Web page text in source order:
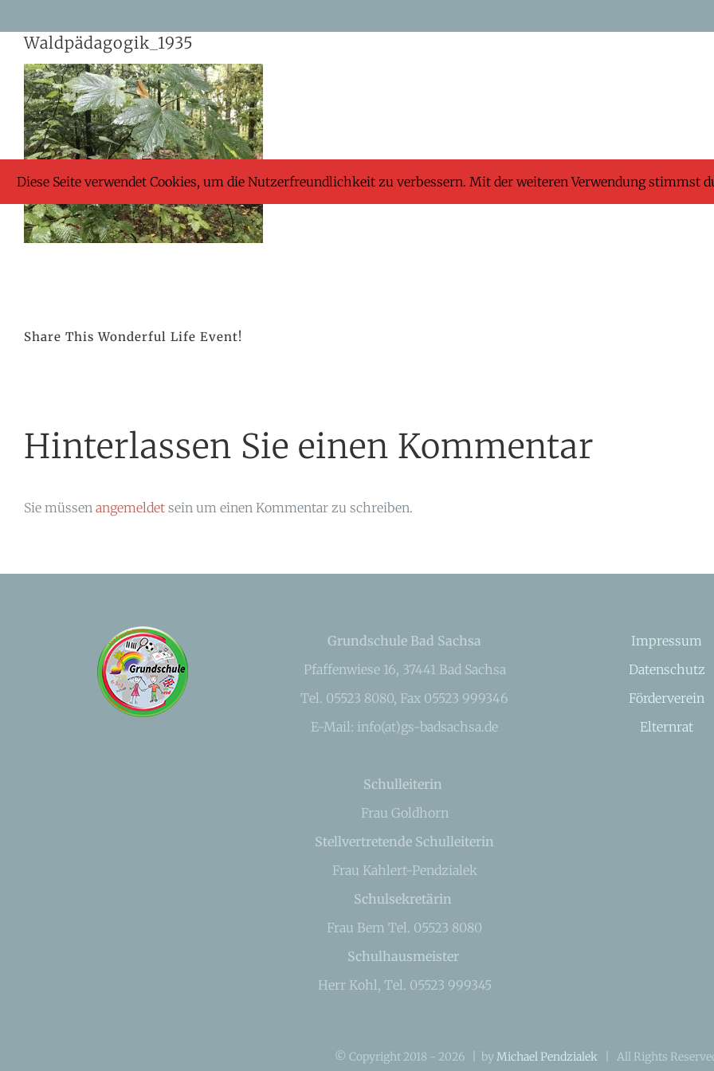
content
Waldpädagogik_1935
Share This Wonderful Life Event!
Hinterlassen Sie einen Kommentar
Sie müssen angemeldet sein um einen Kommentar zu schreiben.
Grundschule Bad Sachsa
Pfaffenwiese 16, 37441 Bad Sachsa
Tel. 05523 8080, Fax 05523 999346
E-Mail: info(at)gs-badsachsa.de
Schulleiterin
Frau Goldhorn
Stellvertretende Schulleiterin
Frau Kahlert-Pendzialek
Schulsekretärin
Frau Bem Tel. 05523 8080
Schulhausmeister
Herr Kohl, Tel. 05523 999345
Impressum
Datenschutz
Förderverein
Elternrat
© Copyright 2018 - 2026 | byMichael Pendzialek| All Rights
Diese Seite verwendet Cookies, um die Nutzerfreundlichkeit zu verbessern. Mit der weiteren Verwendung stimmst